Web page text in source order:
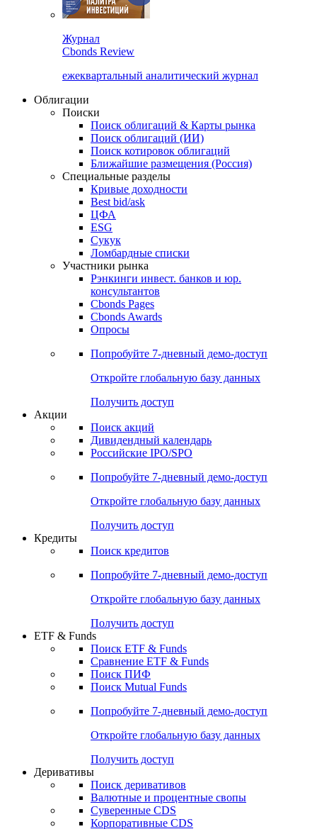
Журнал
Cbonds Review
ежеквартальный аналитический журнал
Облигации
Поиски
Поиск облигаций & Карты рынка
Поиск облигаций (ИИ)
Поиск котировок облигаций
Ближайшие размещения (Россия)
Специальные разделы
Кривые доходности
Best bid/ask
ЦФА
ESG
Сукук
Ломбардные списки
Участники рынка
Рэнкинги инвест. банков и юр.
консультантов
Cbonds Pages
Cbonds Awards
Опросы
Попробуйте 7-дневный демо-доступ
Откройте глобальную базу данных
Получить доступ
Акции
Поиск акций
Дивидендный календарь
Российские IPO/SPO
Попробуйте 7-дневный демо-доступ
Откройте глобальную базу данных
Получить доступ
Кредиты
Поиск кредитов
Попробуйте 7-дневный демо-доступ
Откройте глобальную базу данных
Получить доступ
ETF & Funds
Поиск ETF & Funds
Сравнение ETF & Funds
Поиск ПИФ
Поиск Mutual Funds
Попробуйте 7-дневный демо-доступ
Откройте глобальную базу данных
Получить доступ
Деривативы
Поиск деривативов
Валютные и процентные свопы
Суверенные CDS
Корпоративные CDS